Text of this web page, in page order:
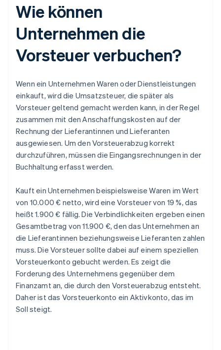
Wie können
Unternehmen die
Vorsteuer verbuchen?
Wenn ein Unternehmen Waren oder Dienstleistungen
einkauft, wird die Umsatzsteuer, die später als
Vorsteuer geltend gemacht werden kann, in der Regel
zusammen mit den Anschaffungskosten auf der
Rechnung der Lieferantinnen und Lieferanten
ausgewiesen. Um den Vorsteuerabzug korrekt
durchzuführen, müssen die Eingangsrechnungen in der
Buchhaltung erfasst werden.
Kauft ein Unternehmen beispielsweise Waren im Wert
von 10.000 € netto, wird eine Vorsteuer von 19 %, das
heißt 1.900 € fällig. Die Verbindlichkeiten ergeben einen
Gesamtbetrag von 11.900 €, den das Unternehmen an
die Lieferantinnen beziehungsweise Lieferanten zahlen
muss. Die Vorsteuer sollte dabei auf einem speziellen
Vorsteuerkonto gebucht werden. Es zeigt die
Forderung des Unternehmens gegenüber dem
Finanzamt an, die durch den Vorsteuerabzug entsteht.
Daher ist das Vorsteuerkonto ein Aktivkonto, das im
Soll steigt.